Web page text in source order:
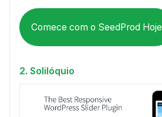
Comece com o SeedProd Hoje
2. Solilóquio